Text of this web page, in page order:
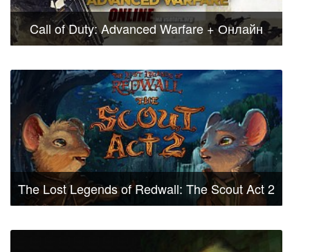
Call of Duty: Advanced Warfare + Онлайн
The Lost Legends of Redwall: The Scout Act 2